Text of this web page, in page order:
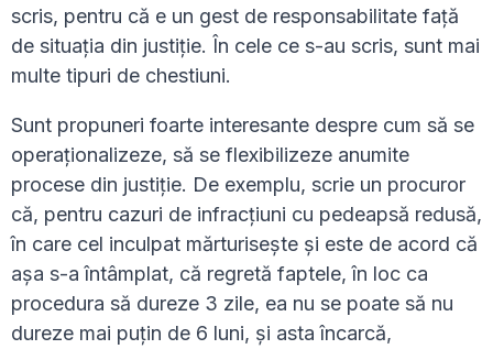
scris, pentru că e un gest de responsabilitate față
de situația din justiție. În cele ce s-au scris, sunt mai
multe tipuri de chestiuni.
Sunt propuneri foarte interesante despre cum să se
operaționalizeze, să se flexibilizeze anumite
procese din justiție. De exemplu, scrie un procuror
că, pentru cazuri de infracțiuni cu pedeapsă redusă,
în care cel inculpat mărturisește și este de acord că
așa s-a întâmplat, că regretă faptele, în loc ca
procedura să dureze 3 zile, ea nu se poate să nu
dureze mai puțin de 6 luni, și asta încarcă,